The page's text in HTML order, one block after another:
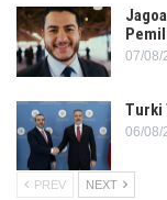
07/08/
Turki
06/08/
PREV NEXT